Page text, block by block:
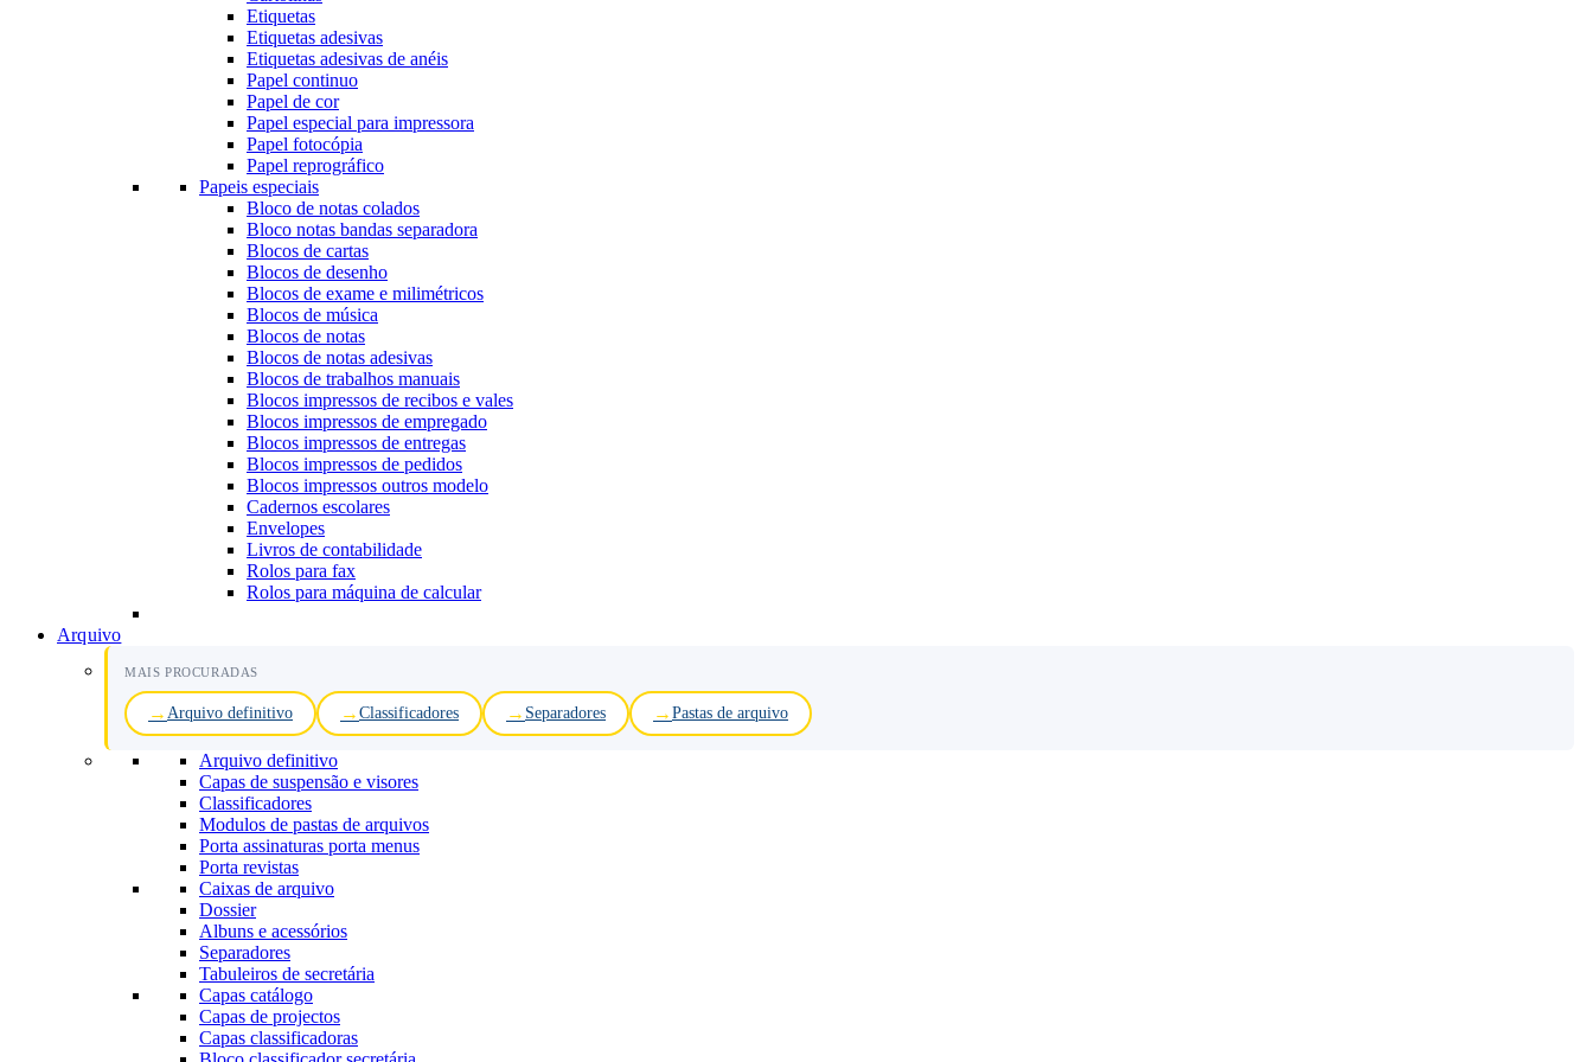
Etiquetas
Etiquetas adesivas
Etiquetas adesivas de anéis
Papel continuo
Papel de cor
Papel especial para impressora
Papel fotocópia
Papel reprográfico
Papeis especiais
Bloco de notas colados
Bloco notas bandas separadora
Blocos de cartas
Blocos de desenho
Blocos de exame e milimétricos
Blocos de música
Blocos de notas
Blocos de notas adesivas
Blocos de trabalhos manuais
Blocos impressos de recibos e vales
Blocos impressos de empregado
Blocos impressos de entregas
Blocos impressos de pedidos
Blocos impressos outros modelo
Cadernos escolares
Envelopes
Livros de contabilidade
Rolos para fax
Rolos para máquina de calcular
Arquivo
MAIS PROCURADAS
Arquivo definitivo Classificadores Separadores Pastas de arquivo
Arquivo definitivo
Capas de suspensão e visores
Classificadores
Modulos de pastas de arquivos
Porta assinaturas porta menus
Porta revistas
Caixas de arquivo
Dossier
Albuns e acessórios
Separadores
Tabuleiros de secretária
Capas catálogo
Capas de projectos
Capas classificadoras